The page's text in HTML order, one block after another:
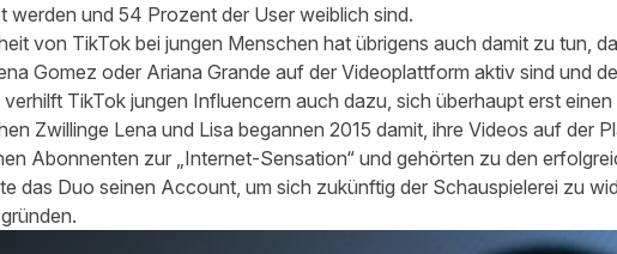
werden und 54 Prozent der User weiblich sind.
von TikTok bei jungen Menschen hat übrigens auch damit zu tun,
Gomez oder Ariana Grande auf der Videoplattform aktiv sind und
verhilft TikTok jungen Influencern auch dazu, sich überhaupt erst
Zwillinge Lena und Lisa begannen 2015 damit, ihre Videos auf der
Abonnenten zur „Internet-Sensation“ und gehörten zu den
das Duo seinen Account, um sich zukünftig der Schauspielerei zu